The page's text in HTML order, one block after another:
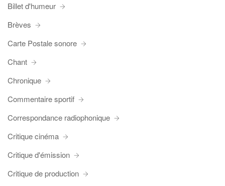
Billet d'humeur
Brèves
Carte Postale sonore
Chant
Chronique
Commentaire sportif
Correspondance radiophonique
Critique cinéma
Critique d'émission
Critique de production